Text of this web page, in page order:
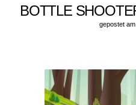
BOTTLE
gepostet